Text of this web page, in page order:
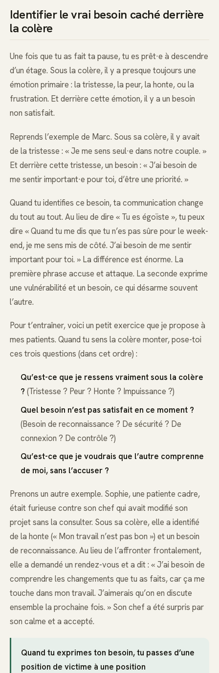
Identifier le vrai besoin caché derrière
la colère
Une fois que tu as fait ta pause, tu es prêt·e à descendre
d’un étage. Sous la colère, il y a presque toujours une
émotion primaire : la tristesse, la peur, la honte, ou la
frustration. Et derrière cette émotion, il y a un besoin
non satisfait.
Reprends l’exemple de Marc. Sous sa colère, il y avait
de la tristesse : « Je me sens seul·e dans notre couple. »
Et derrière cette tristesse, un besoin : « J’ai besoin de
me sentir important·e pour toi, d’être une priorité. »
Quand tu identifies ce besoin, ta communication change
du tout au tout. Au lieu de dire « Tu es égoïste », tu peux
dire « Quand tu me dis que tu n’es pas sûre pour le week-
end, je me sens mis de côté. J’ai besoin de me sentir
important pour toi. » La différence est énorme. La
première phrase accuse et attaque. La seconde exprime
une vulnérabilité et un besoin, ce qui désarme souvent
l’autre.
Pour t’entraîner, voici un petit exercice que je propose à
mes patients. Quand tu sens la colère monter, pose-toi
ces trois questions (dans cet ordre) :
Qu’est-ce que je ressens vraiment sous la colère
? (Tristesse ? Peur ? Honte ? Impuissance ?)
Quel besoin n’est pas satisfait en ce moment ?
(Besoin de reconnaissance ? De sécurité ? De
connexion ? De contrôle ?)
Qu’est-ce que je voudrais que l’autre comprenne
de moi, sans l’accuser ?
Prenons un autre exemple. Sophie, une patiente cadre,
était furieuse contre son chef qui avait modifié son
projet sans la consulter. Sous sa colère, elle a identifié
de la honte (« Mon travail n’est pas bon ») et un besoin
de reconnaissance. Au lieu de l’affronter frontalement,
elle a demandé un rendez-vous et a dit : « J’ai besoin de
comprendre les changements que tu as faits, car ça me
touche dans mon travail. J’aimerais qu’on en discute
ensemble la prochaine fois. » Son chef a été surpris par
son calme et a accepté.
Quand tu exprimes ton besoin, tu passes d’une
position de victime à une position